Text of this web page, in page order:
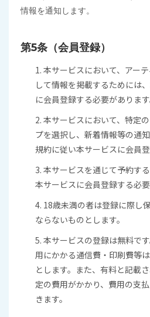
情報を通知します。
第5条（会員登録）
1. 本サービスにおいて、アー
して情報を掲載するためには
に会員登録する必要があります
2. 本サービスにおいて、特定
プを選択し、新着情報等の通
規約に従い本サービスに会員
3. 本サービスを通じて予約す
本サービスに会員登録する必要
4. 18歳未満の者は登録に際し
ならないものとします。
5. 本サービスの登録は無料で
用にかかる通信費・印刷費等
とします。また、有料と記載
定の費用がかかり、費用の支
きます。